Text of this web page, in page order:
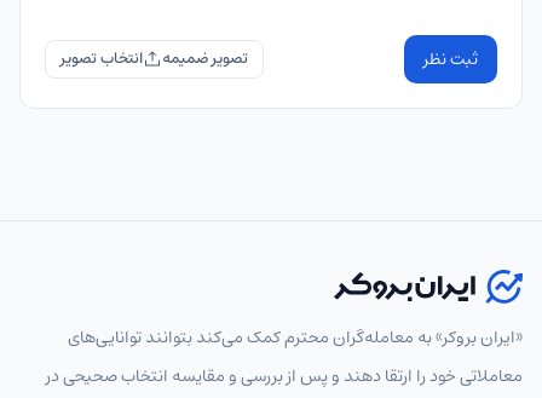
ثبت نظر تصویر ضمیمه
«ایران بروکر» به معامله‌گران محترم کمک می‌کند بتوانند توانایی‌های
معاملاتی خود را ارتقا دهند و پس از بررسی و مقایسه انتخاب‌ صحیحی در